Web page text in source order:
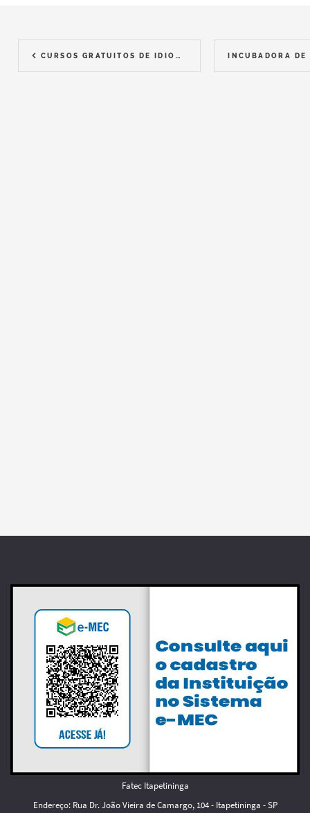
CURSOS GRATUITOS DE IDIOMAS
Fatec Itapetininga
Endereço: Rua Dr. João Vieira de Camargo, 104 - Itapetininga - SP